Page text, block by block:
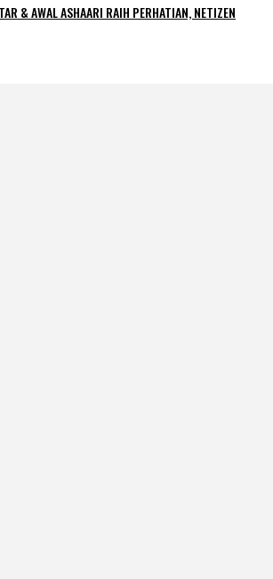
& AWAL ASHAARI RAIH PERHATIAN, NETIZEN